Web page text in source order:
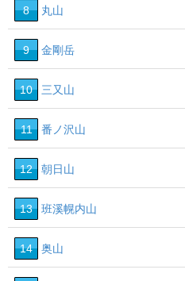
8 丸山
9 金剛岳
10 三又山
11 番ノ沢山
12 朝日山
13 班溪幌内山
14 奥山